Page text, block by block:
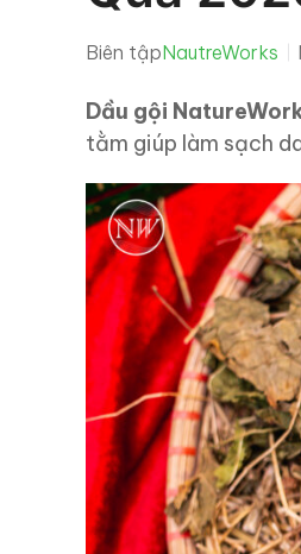
Biên tậpNautreWorks
Dầu gội
tằm giúp làm sạch